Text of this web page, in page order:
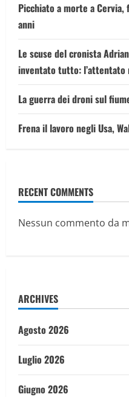
Picchiato a morte a
anni
Le scuse del cronista
inventato tutto: l’attentato
La guerra dei droni sul
Frena il lavoro negli Usa,
RECENT COMMENTS
Nessun commento da
ARCHIVES
Agosto 2026
Luglio 2026
Giugno 2026